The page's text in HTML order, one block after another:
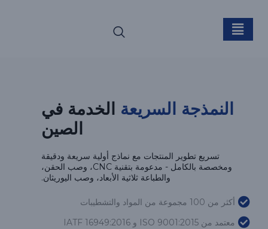
النمذجة السريعة
النمذجة السريعة الخدمة في
الصين
تسريع تطوير المنتجات مع نماذج أولية سريعة ودقيقة
ومخصصة بالكامل - مدعومة بتقنية CNC، وصب الحقن،
والطباعة ثلاثية الأبعاد، وصب اليوريثان.
أكثر من 100 مجموعة من المواد والتشطيبات
معتمد من ISO 9001:2015 و IATF 16949:2016